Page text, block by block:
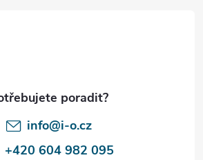
info@i-o.cz
+420 604 982 095